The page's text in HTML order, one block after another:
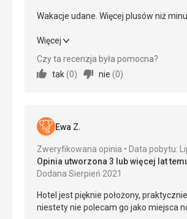
Wakacje udane. Więcej plusów niż
Wakacje udane. Więcej plusów niż
Wyżywienie
Usługi
Cena
Plaża
Plaża 20 metrów od pokoju.
Więcej
Czy ta recenzja była pomocna?
tak (0) nie (0)
Ewa Z.
Zweryfikowana opinia
Data pobytu:
Opinia utworzona 3 lub więcej lat
Dodana Sierpień 2021
Hotel jest pięknie położony,
niestety nie polecam go jako miejsca